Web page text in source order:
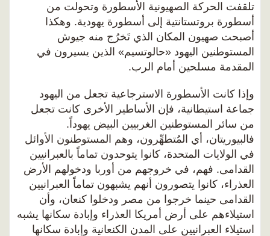
تلقفت الحركة الصهيونية الأسطورة وتحولت من
أسطورة بروتستانتية إلى أسطورة يهودية. وهكذا
أصبحت صهيون المكان الذي تَخرُج منه جيوش
المستوطنين اليهود «حالوتسيم» الذين يسيرون في
المقدمة مسلحين أمام الرب.
وإذا كانت الأسطورة الاسترجاعية تجعل من اليهود
جماعة استيطانية، فإن الأساطير الأخرى كانت تجعل
من سائر المستوطنين الغربيين البيض يهوداً.
فالبيوريتان، أي المُتطهِّرون، وهم المستوطنون الأوائل
في الولايات المتحدة، كانوا يتوحدون تماماً بالعبرانيين
القدامى. فهم، في خروجهم من أوربا ودخولهم الأرض
العذراء، كانوا يتصورون أنهم يشبهون تماماً العبرانيين
القدامى حينما خرجوا من مصر ودخلوا كنعان، وأن
استيلاءهم على أرض أمريكا العذراء وإبادة سكانها يشبه
استيلاء العبرانيين على المدن الكنعانية وإبادة سكانها